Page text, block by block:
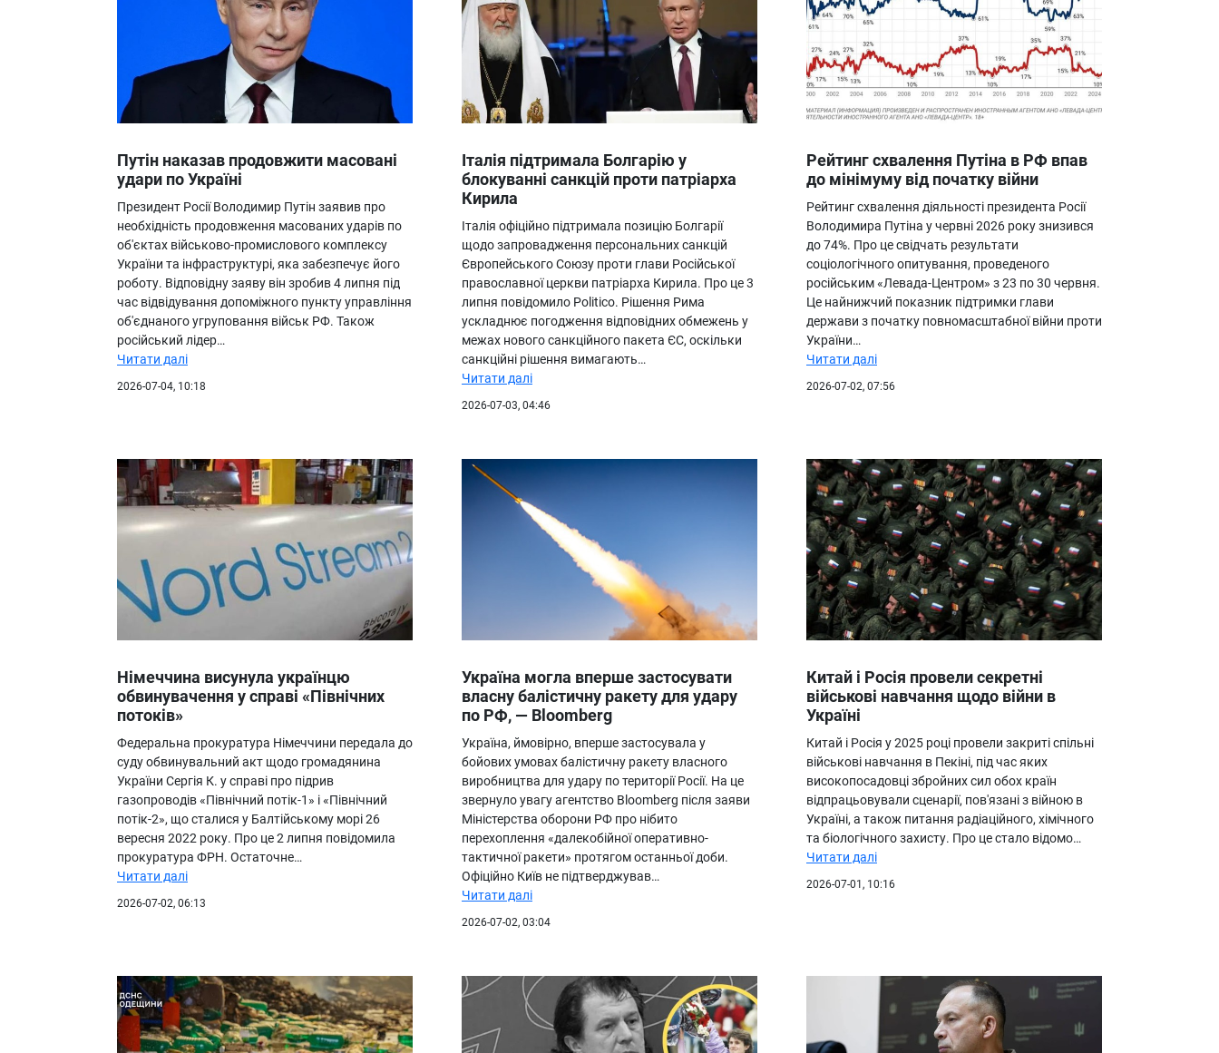
Путін наказав продовжити масовані
удари по Україні
Президент Росії Володимир Путін заявив про
необхідність продовження масованих ударів по
об'єктах військово-промислового комплексу
України та інфраструктурі, яка забезпечує його
роботу. Відповідну заяву він зробив 4 липня під
час відвідування допоміжного пункту управління
об'єднаного угруповання військ РФ. Також
російський лідер…
Читати далі
2026-07-04, 10:18
Італія підтримала Болгарію у
блокуванні санкцій проти патріарха
Кирила
Італія офіційно підтримала позицію Болгарії
щодо запровадження персональних санкцій
Європейського Союзу проти глави Російської
православної церкви патріарха Кирила. Про це 3
липня повідомило Politico. Рішення Рима
ускладнює погодження відповідних обмежень у
межах нового санкційного пакета ЄС, оскільки
санкційні рішення вимагають…
Читати далі
2026-07-03, 04:46
Рейтинг схвалення Путіна в РФ впав
до мінімуму від початку війни
Рейтинг схвалення діяльності президента Росії
Володимира Путіна у червні 2026 року знизився
до 74%. Про це свідчать результати
соціологічного опитування, проведеного
російським «Левада-Центром» з 23 по 30 червня.
Це найнижчий показник підтримки глави
держави з початку повномасштабної війни проти
України…
Читати далі
2026-07-02, 07:56
Німеччина висунула українцю
обвинувачення у справі «Північних
потоків»
Федеральна прокуратура Німеччини передала до
суду обвинувальний акт щодо громадянина
України Сергія К. у справі про підрив
газопроводів «Північний потік-1» і «Північний
потік-2», що сталися у Балтійському морі 26
вересня 2022 року. Про це 2 липня повідомила
прокуратура ФРН. Остаточне…
Читати далі
2026-07-02, 06:13
Україна могла вперше застосувати
власну балістичну ракету для удару
по РФ, — Bloomberg
Україна, ймовірно, вперше застосувала у
бойових умовах балістичну ракету власного
виробництва для удару по території Росії. На це
звернуло увагу агентство Bloomberg після заяви
Міністерства оборони РФ про нібито
перехоплення «далекобійної оперативно-
тактичної ракети» протягом останньої доби.
Офіційно Київ не підтверджував…
Читати далі
2026-07-02, 03:04
Китай і Росія провели секретні
військові навчання щодо війни в
Україні
Китай і Росія у 2025 році провели закриті спільні
військові навчання в Пекіні, під час яких
високопосадовці збройних сил обох країн
відпрацьовували сценарії, пов'язані з війною в
Україні, а також питання радіаційного, хімічного
та біологічного захисту. Про це стало відомо…
Читати далі
2026-07-01, 10:16